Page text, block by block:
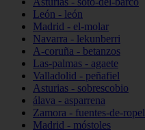
León - león
Madrid - el-molar
Navarra - lekunberri
A-coruña - betanzos
Las-palmas - agaete
Valladolid - peñafiel
Asturias - sobrescobio
álava - asparrena
Zamora - fuentes-de-ropel
Madrid - móstoles